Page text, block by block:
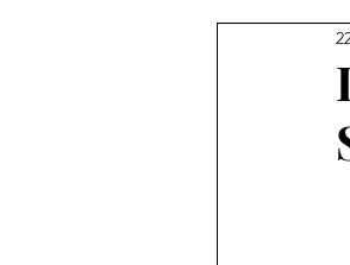
My Top 5